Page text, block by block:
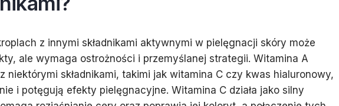
z innymi składnikami aktywnymi w pielęgnacji skóry może
ale wymaga ostrożności i przemyślanej strategii. Witamina A
niektórymi składnikami, takimi jak witamina C czy kwas hialuronowy,
i potęgują efekty pielęgnacyjne. Witamina C działa jako silny